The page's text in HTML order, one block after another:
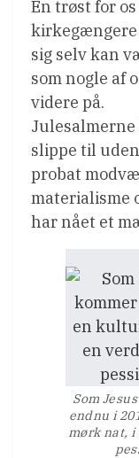
En trøst for
kirkegængere
sig selv kan
som nogle af
videre på.
Julesalmerne
slippe til
probat
materialisme
har nået et
Som
endnu i
mørk nat, i